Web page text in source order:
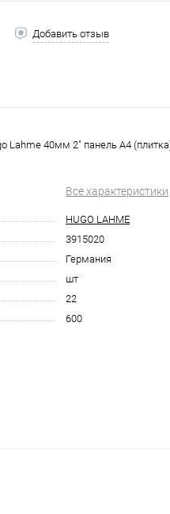
Добавить отзыв
Lahme 40мм 2" панель А4
Все характеристики
HUGO LAHME
3915020
Германия
шт
22
600